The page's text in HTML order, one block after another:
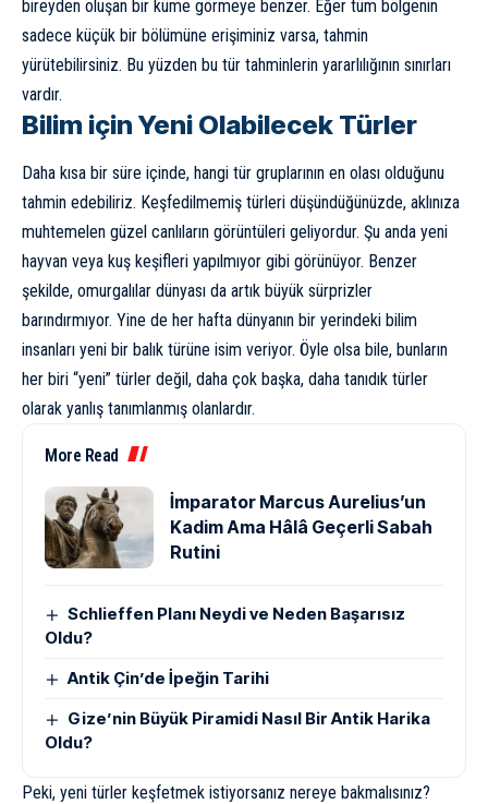
bireyden oluşan bir küme görmeye benzer. Eğer tüm bölgenin
sadece küçük bir bölümüne erişiminiz varsa, tahmin
yürütebilirsiniz. Bu yüzden bu tür tahminlerin yararlılığının sınırları
vardır.
Bilim için Yeni Olabilecek Türler
Daha kısa bir süre içinde, hangi tür gruplarının en olası olduğunu
tahmin edebiliriz. Keşfedilmemiş türleri düşündüğünüzde, aklınıza
muhtemelen güzel canlıların görüntüleri geliyordur. Şu anda yeni
hayvan veya kuş keşifleri yapılmıyor gibi görünüyor. Benzer
şekilde, omurgalılar dünyası da artık büyük sürprizler
barındırmıyor. Yine de her hafta dünyanın bir yerindeki bilim
insanları yeni bir balık türüne isim veriyor. Öyle olsa bile, bunların
her biri “yeni” türler değil, daha çok başka, daha tanıdık türler
olarak yanlış tanımlanmış olanlardır.
More Read
İmparator Marcus Aurelius’un
Kadim Ama Hâlâ Geçerli Sabah
Rutini
Schlieffen Planı Neydi ve Neden Başarısız
Oldu?
Antik Çin’de İpeğin Tarihi
Gize’nin Büyük Piramidi Nasıl Bir Antik Harika
Oldu?
Peki, yeni türler keşfetmek istiyorsanız nereye bakmalısınız?